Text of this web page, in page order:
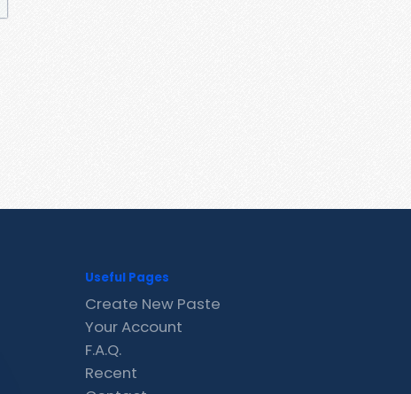
Useful Pages
Create New Paste
Your Account
F.A.Q.
Recent